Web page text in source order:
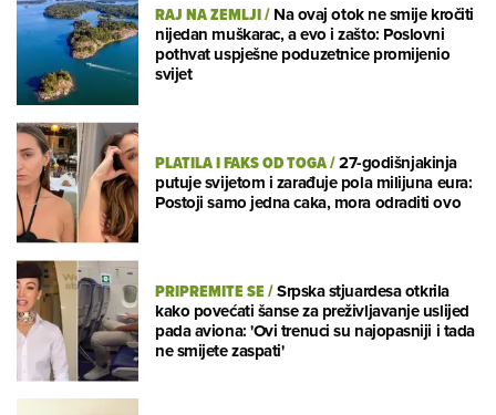
RAJ NA ZEMLJI/Na ovaj otok ne smije kročiti
nijedan muškarac, a evo i zašto: Poslovni
pothvat uspješne poduzetnice promijenio
svijet
PLATILA I FAKS OD TOGA/27-godišnjakinja
putuje svijetom i zarađuje pola milijuna eura:
Postoji samo jedna caka, mora odraditi ovo
PRIPREMITE SE/Srpska stjuardesa otkrila
kako povećati šanse za preživljavanje uslijed
pada aviona: 'Ovi trenuci su najopasniji i tada
ne smijete zaspati'